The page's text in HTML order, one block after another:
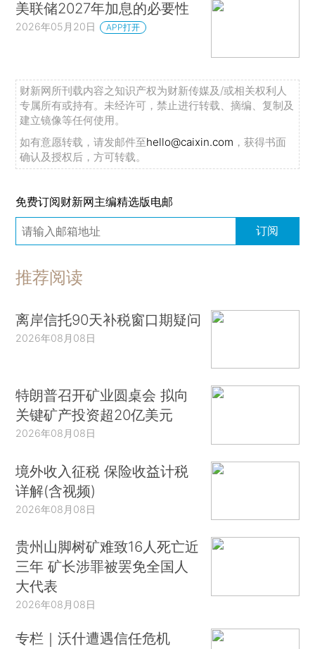
美联储2027年加息的必要性
2026年05月20日 APP打开
财新网所刊载内容之知识产权为财新传媒及/或相关权利人
专属所有或持有。未经许可，禁止进行转载、摘编、复制及
建立镜像等任何使用。
如有意愿转载，请发邮件至hello@caixin.com ，获得书面
确认及授权后，方可转载。
免费订阅财新网主编精选版电邮
订阅
推荐阅读
离岸信托90天补税窗口期疑问
2026年08月08日
特朗普召开矿业圆桌会 拟向
关键矿产投资超20亿美元
2026年08月08日
境外收入征税 保险收益计税
详解(含视频)
2026年08月08日
贵州山脚树矿难致16人死亡近
三年 矿长涉罪被罢免全国人
大代表
2026年08月08日
专栏｜沃什遭遇信任危机